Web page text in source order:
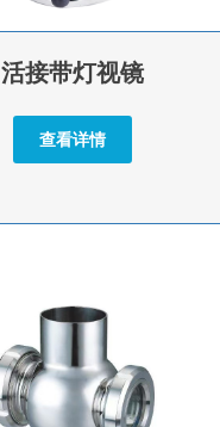
活接带灯视镜
查看详情